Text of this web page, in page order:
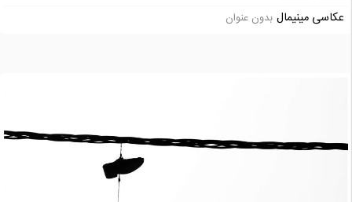
عکاسی مینیمال بدون عنوان